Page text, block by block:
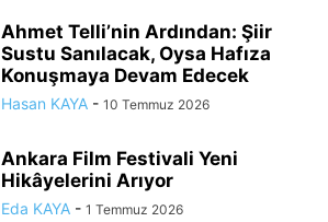
Ahmet Telli’nin Ardından: Şiir
Sustu Sanılacak, Oysa Hafıza
Konuşmaya Devam Edecek
Hasan KAYA - 10 Temmuz 2026
Ankara Film Festivali Yeni
Hikâyelerini Arıyor
Eda KAYA - 1 Temmuz 2026